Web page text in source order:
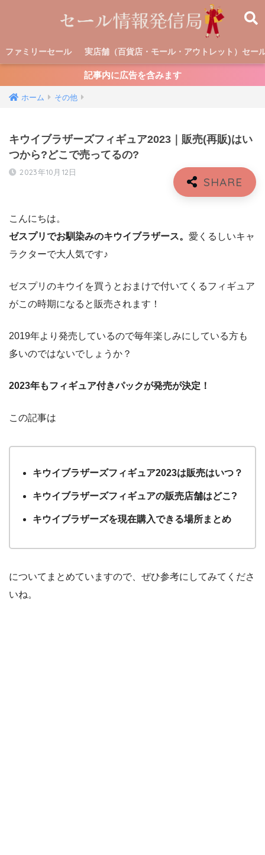
ファミリーセール 実店舗（百貨店・モール・アウトレット）セー
記事内に広告を含みます
ホーム その他
キウイブラザーズフィギュア2023｜販売(再販)はい
つから?どこで売ってるの?
2023年10月12日
こんにちは。
ゼスプリでお馴染みのキウイブラザース。 愛くるしいキャ
ラクターで大人気です♪
ゼスプリのキウイを買うとおまけで付いてくるフィギュア
がこの時期になると販売されます！
2019年より発売しているので毎年楽しみにしている方も
多いのではないでしょうか？
2023年もフィギュア付きパックが発売が決定！
この記事は
キウイブラザーズフィギュア2023は販売はいつ？
キウイブラザーズフィギュアの販売店舗はどこ?
キウイブラザーズを現在購入できる場所まとめ
についてまとめていますので、ぜひ参考にしてみてくださ
いね。